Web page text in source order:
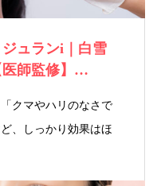
ュランi｜白雪
医師監修】…
クマやハリのなさで
、しっかり効果はほ